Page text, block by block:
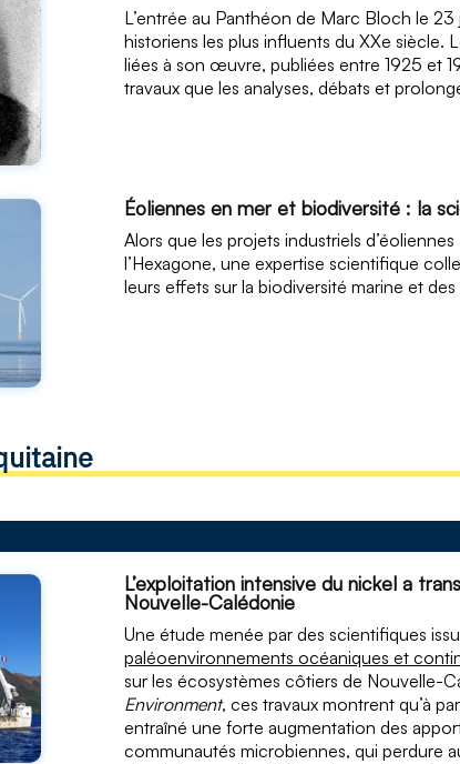
L’entrée au Panthéon de Marc Bloch le
historiens les plus influents du XXe siècle.
liées à son œuvre, publiées entre 1925 et
travaux que les analyses, débats et
Éoliennes en mer et biodiversité : la
Alors que les projets industriels d’éoliennes
l’Hexagone, une expertise scientifique
leurs effets sur la biodiversité marine et
L’exploitation intensive du nickel a
Nouvelle-Calédonie
Une étude menée par des scientifiques
paléoenvironnements océaniques et
sur les écosystèmes côtiers de Nouvelle-
Environment, ces travaux montrent qu’à
entraîné une forte augmentation des
communautés microbiennes, qui perdure